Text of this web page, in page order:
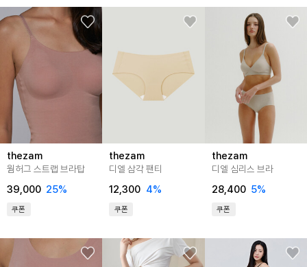
thezam
웜허그 스트랩 브라탑
39,000 25%
쿠폰
thezam
디엘 삼각 팬티
12,300 4%
쿠폰
thezam
디엘 심리스 브라
28,400 5%
쿠폰